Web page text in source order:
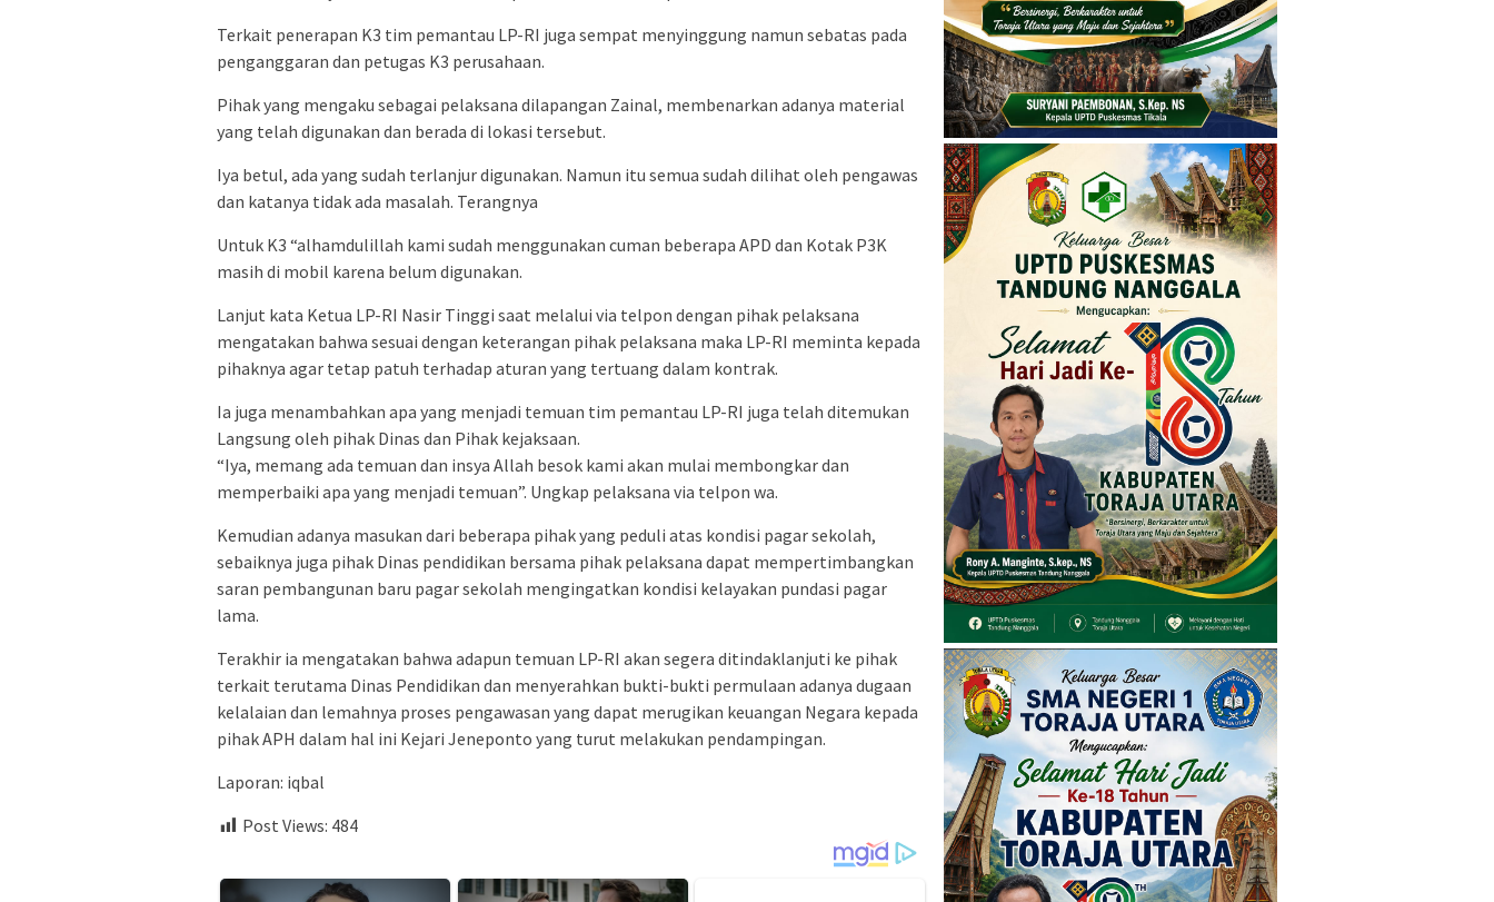
Terkait penerapan K3 tim pemantau LP-RI juga sempat menyinggung namun sebatas pada
penganggaran dan petugas K3 perusahaan.
Pihak yang mengaku sebagai pelaksana dilapangan Zainal, membenarkan adanya material
yang telah digunakan dan berada di lokasi tersebut.
Iya betul, ada yang sudah terlanjur digunakan. Namun itu semua sudah dilihat oleh pengawas
dan katanya tidak ada masalah. Terangnya
Untuk K3 “alhamdulillah kami sudah menggunakan cuman beberapa APD dan Kotak P3K
masih di mobil karena belum digunakan.
Lanjut kata Ketua LP-RI Nasir Tinggi saat melalui via telpon dengan pihak pelaksana
mengatakan bahwa sesuai dengan keterangan pihak pelaksana maka LP-RI meminta kepada
pihaknya agar tetap patuh terhadap aturan yang tertuang dalam kontrak.
Ia juga menambahkan apa yang menjadi temuan tim pemantau LP-RI juga telah ditemukan
Langsung oleh pihak Dinas dan Pihak kejaksaan.
“Iya, memang ada temuan dan insya Allah besok kami akan mulai membongkar dan
memperbaiki apa yang menjadi temuan”. Ungkap pelaksana via telpon wa.
Kemudian adanya masukan dari beberapa pihak yang peduli atas kondisi pagar sekolah,
sebaiknya juga pihak Dinas pendidikan bersama pihak pelaksana dapat mempertimbangkan
saran pembangunan baru pagar sekolah mengingatkan kondisi kelayakan pundasi pagar
lama.
Terakhir ia mengatakan bahwa adapun temuan LP-RI akan segera ditindaklanjuti ke pihak
terkait terutama Dinas Pendidikan dan menyerahkan bukti-bukti permulaan adanya dugaan
kelalaian dan lemahnya proses pengawasan yang dapat merugikan keuangan Negara kepada
pihak APH dalam hal ini Kejari Jeneponto yang turut melakukan pendampingan.
Laporan: iqbal
Post Views: 484